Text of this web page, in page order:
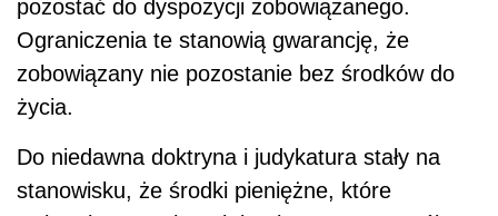
pozostać do dyspozycji zobowiązanego.
Ograniczenia te stanowią gwarancję, że
zobowiązany nie pozostanie bez środków do
życia.
Do niedawna doktryna i judykatura stały na
stanowisku, że środki pieniężne, które